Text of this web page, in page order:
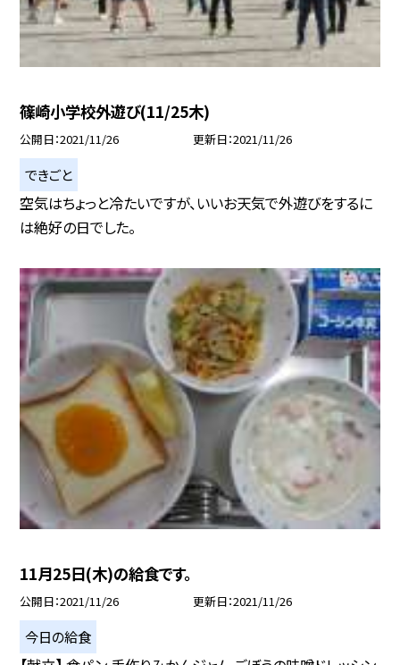
篠崎小学校外遊び(11/25木)
公開日 2021/11/26 更新日 2021/11/26
できごと
空気はちょっと冷たいですが、いいお天気で外遊びをするに
は絶好の日でした。
11月25日(木)の給食です。
公開日 2021/11/26 更新日 2021/11/26
今日の給食